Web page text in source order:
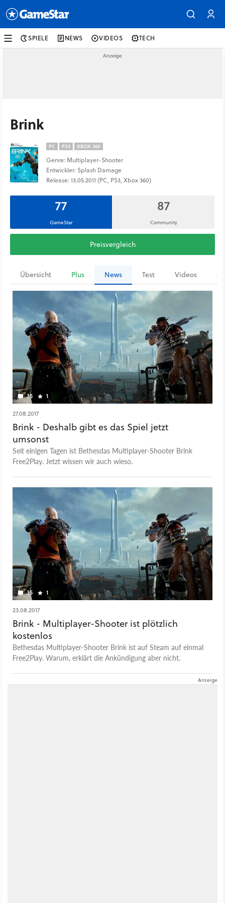
SPIELE NEWS VIDEOS TECH
Brink
PC PS3 XBOX 360
Genre: Multiplayer-Shooter
Entwickler: Splash Damage
Release: 13.05.2011 (PC, PS3, Xbox 360)
77
GameStar
87
Community
Preisvergleich
Übersicht Plus News Test Videos
35 1
27.08.2017
Brink - Deshalb gibt es das Spiel jetzt
umsonst
Seit einigen Tagen ist Bethesdas Multiplayer-Shooter Brink
Free2Play. Jetzt wissen wir auch wieso.
35 1
23.08.2017
Brink - Multiplayer-Shooter ist plötzlich
kostenlos
Bethesdas Multiplayer-Shooter Brink ist auf Steam auf einmal
Free2Play. Warum, erklärt die Ankündigung aber nicht.